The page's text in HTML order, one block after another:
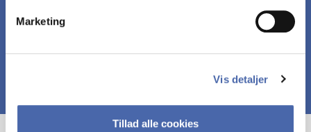
Marketing
Vis detaljer
Tillad alle cookies